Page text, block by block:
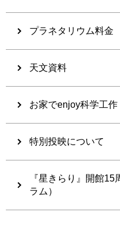
プラネタリウム料金
天文資料
お家でenjoy科学工作
特別投映について
『星きらり』開館
ラム）